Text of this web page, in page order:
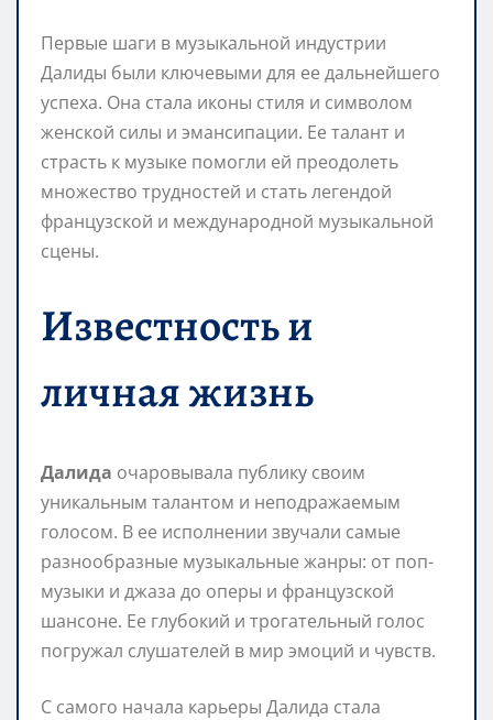
Первые шаги в музыкальной индустрии
Далиды были ключевыми для ее дальнейшего
успеха. Она стала иконы стиля и символом
женской силы и эмансипации. Ее талант и
страсть к музыке помогли ей преодолеть
множество трудностей и стать легендой
французской и международной музыкальной
сцены.
Известность и
личная жизнь
Далида очаровывала публику своим
уникальным талантом и неподражаемым
голосом. В ее исполнении звучали самые
разнообразные музыкальные жанры: от поп-
музыки и джаза до оперы и французской
шансоне. Ее глубокий и трогательный голос
погружал слушателей в мир эмоций и чувств.
С самого начала карьеры Далида стала